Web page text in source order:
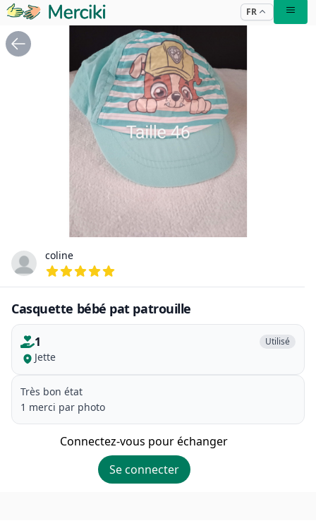
FR
coline
Casquette bébé pat patrouille
1 Utilisé
Jette
Très bon état
1 merci par photo
Connectez-vous pour échanger
Se connecter